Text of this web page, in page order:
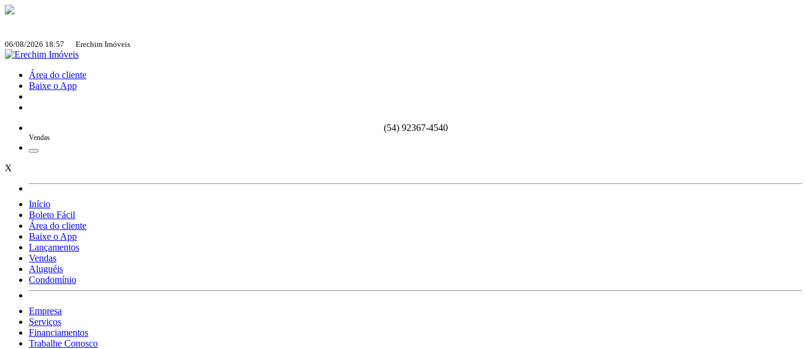
06/08/2026 18:57 Erechim Imóveis
Área do cliente
Baixe o App
(54) 92367-4540
Vendas
X
Início
Boleto Fácil
Área do cliente
Baixe o App
Lançamentos
Vendas
Aluguéis
Condomínio
Empresa
Serviços
Financiamentos
Trabalhe Conosco